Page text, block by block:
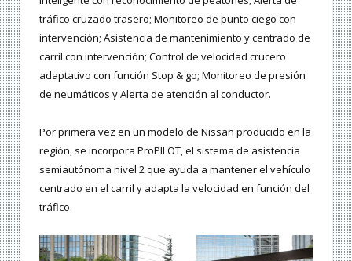
tráfico cruzado trasero; Monitoreo de punto ciego con
intervención; Asistencia de mantenimiento y centrado de
carril con intervención; Control de velocidad crucero
adaptativo con función Stop & go; Monitoreo de presión
de neumáticos y Alerta de atención al conductor.
Por primera vez en un modelo de Nissan producido en la
región, se incorpora ProPILOT, el sistema de asistencia
semiautónoma nivel 2 que ayuda a mantener el vehículo
centrado en el carril y adapta la velocidad en función del
tráfico.